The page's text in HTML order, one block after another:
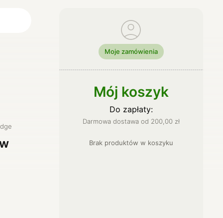
Moje zamówienia
Mój koszyk
Do zapłaty:
Darmowa dostawa od 200,00 zł
Brak produktów w koszyku